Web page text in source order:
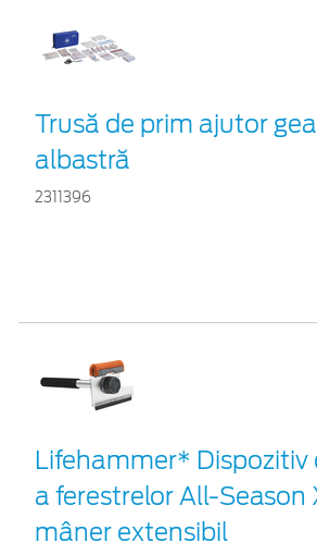
Trusă de prim ajutor
albastră
2311396
Lifehammer* Dispozitiv
a ferestrelor All-Season
mâner extensibil